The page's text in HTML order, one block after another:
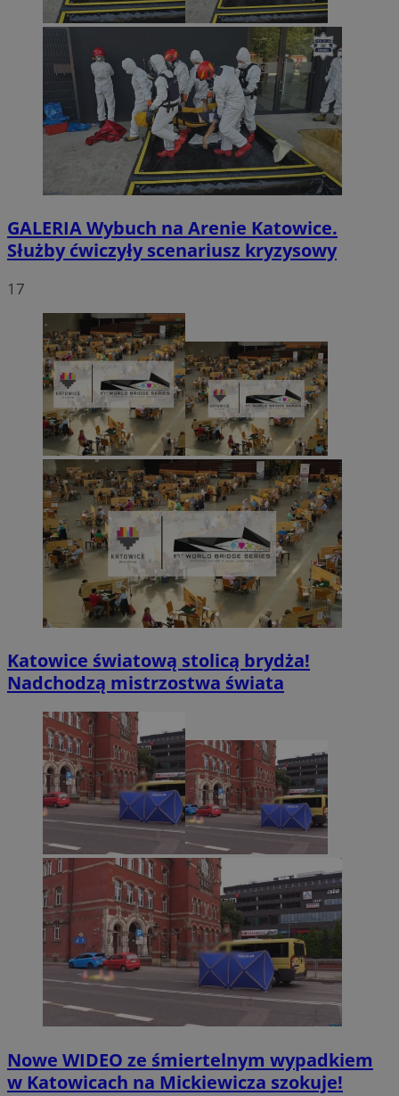
GALERIAWybuch na Arenie Katowice.
Służby ćwiczyły scenariusz kryzysowy
17
Katowice światową stolicą brydża!
Nadchodzą mistrzostwa świata
Nowe WIDEO ze śmiertelnym wypadkiem
w Katowicach na Mickiewicza szokuje!